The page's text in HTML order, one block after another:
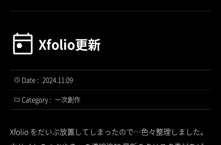
Xfolio更新
Date : 2024.11.09
Category : 一次創作
Xfolio をだいぶ放置してしまったので…色々整理しました。